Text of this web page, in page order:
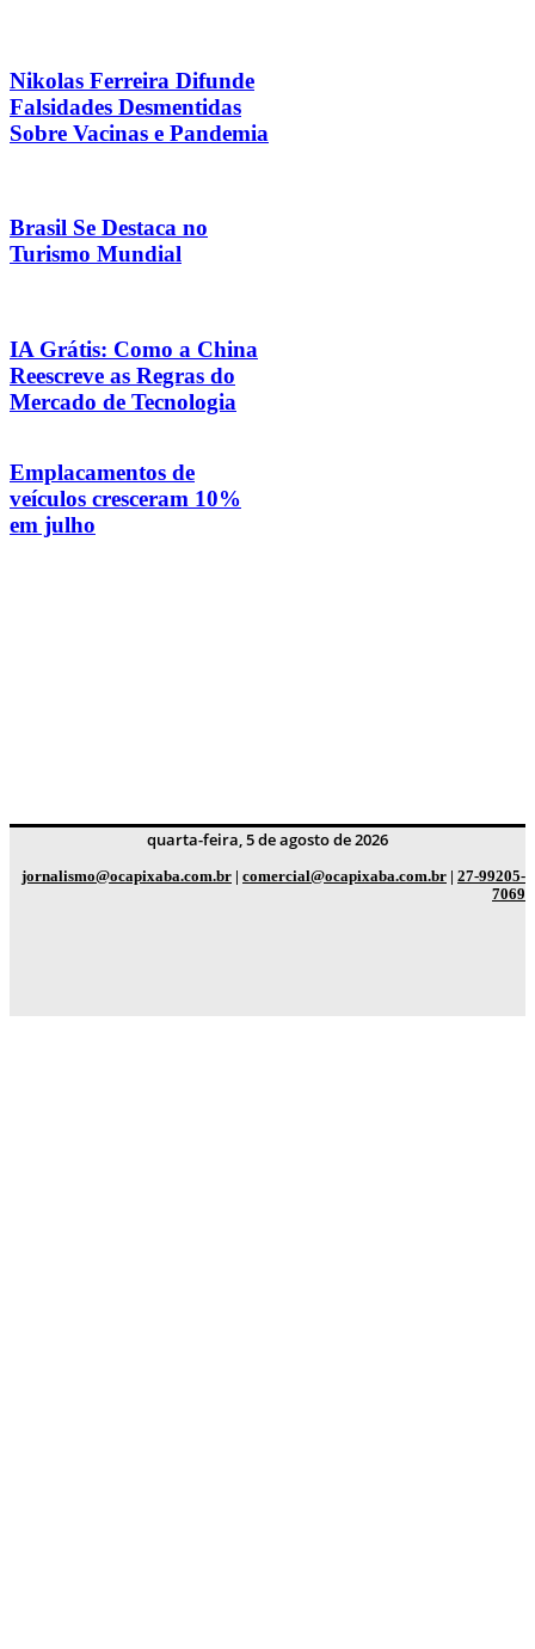
Nikolas Ferreira Difunde
Falsidades Desmentidas
Sobre Vacinas e Pandemia
Brasil Se Destaca no
Turismo Mundial
IA Grátis: Como a China
Reescreve as Regras do
Mercado de Tecnologia
Emplacamentos de
veículos cresceram 10%
em julho
quarta-feira, 5 de agosto de 2026
jornalismo@ocapixaba.com.br | comercial@ocapixaba.com.br | 27-99205-
7069